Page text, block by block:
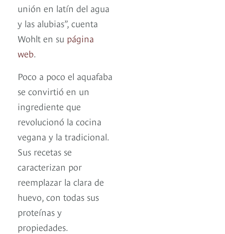
unión en latín del agua
y las alubias”, cuenta
Wohlt en su página
web.
Poco a poco el aquafaba
se convirtió en un
ingrediente que
revolucionó la cocina
vegana y la tradicional.
Sus recetas se
caracterizan por
reemplazar la clara de
huevo, con todas sus
proteínas y
propiedades.